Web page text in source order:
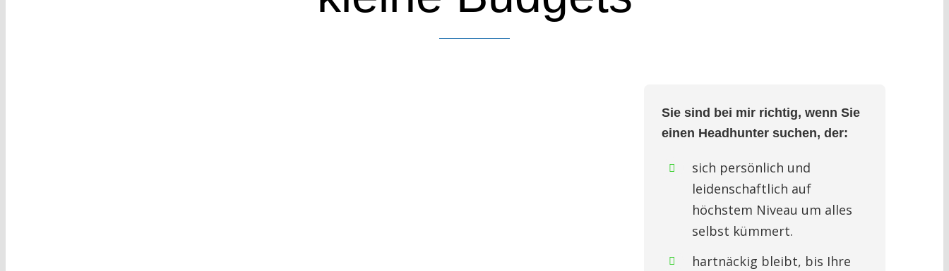
Sie sind bei mir richtig, wenn Sie
einen Headhunter suchen, der:
sich persönlich und
leidenschaftlich auf
höchstem Niveau um alles
selbst kümmert.
hartnäckig bleibt, bis Ihre